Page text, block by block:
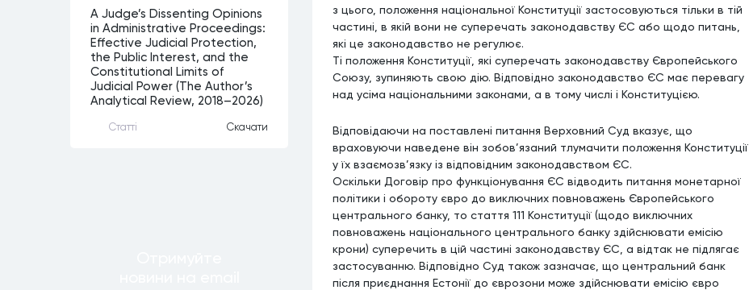
A Judge’s Dissenting Opinions
in Administrative Proceedings:
Effective Judicial Protection,
the Public Interest, and the
Constitutional Limits of
Judicial Power (The Author’s
Analytical Review, 2018–2026)
Статтi Скачати
з цього, положення національної Конституції застосовуються тільки в тій
частині, в якій вони не суперечать законодавству ЄС або щодо питань,
які це законодавство не регулює.
Ті положення Конституції, які суперечать законодавству Європейського
Союзу, зупиняють свою дію. Відповідно законодавство ЄС має перевагу
над усіма національними законами, а в тому числі і Конституцією.
Відповідаючи на поставлені питання Верховний Суд вказує, що
враховуючи наведене він зобов’язаний тлумачити положення Конституції
у їх взаємозв’язку із відповідним законодавством ЄС.
Оскільки Договір про функціонування ЄС відводить питання монетарної
політики і обороту євро до виключних повноважень Європейського
центрального банку, то стаття 111 Конституції (щодо виключних
повноважень національного центрального банку здійснювати емісію
крони) суперечить в цій частині законодавству ЄС, а відтак не підлягає
застосуванню. Відповідно Суд також зазначає, що центральний банк
після приєднання Естонії до єврозони може здійснювати емісію євро